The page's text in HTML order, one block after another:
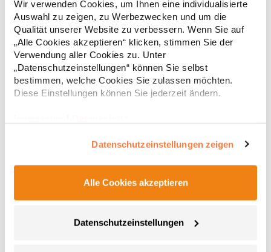
Wir verwenden Cookies, um Ihnen eine individualisierte
Auswahl zu zeigen, zu Werbezwecken und um die
Qualität unserer Website zu verbessern. Wenn Sie auf
„Alle Cookies akzeptieren“ klicken, stimmen Sie der
Verwendung aller Cookies zu. Unter
„Datenschutzeinstellungen“ können Sie selbst
bestimmen, welche Cookies Sie zulassen möchten.
Diese Einstellungen können Sie jederzeit ändern.
Datenschutzeinstellungen zeigen
Alle Cookies akzeptieren
Datenschutzeinstellungen
(White: 115 g/m²) Materialzusammensetzung: 65% Polyester /
35% BaumwolleAngaben zur Produktsicherheit: Herst.-Nr.:
PR300Hersteller: Premier Clothing Ltd President Kennedylaan
19 Office 3.39 2517JK Gravenhage Niederlande E-Mail:
info@premierworkwear.com
ab 17,69 € *
* Preise inkl. gesetzlicher Mwst. + Versandkosten *
K242 Kustom Kit Damen Blues Langarm Poplin Shirt